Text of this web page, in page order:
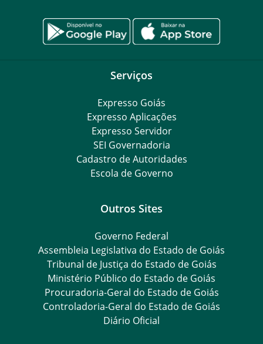
Serviços
Expresso Goiás
Expresso Aplicações
Expresso Servidor
SEI Governadoria
Cadastro de Autoridades
Escola de Governo
Outros Sites
Governo Federal
Assembleia Legislativa do Estado de Goiás
Tribunal de Justiça do Estado de Goiás
Ministério Público do Estado de Goiás
Procuradoria-Geral do Estado de Goiás
Controladoria-Geral do Estado de Goiás
Diário Oficial